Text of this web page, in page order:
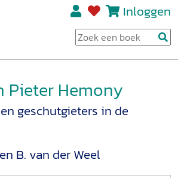
Inloggen
Pieter Hemony
geschutgieters in de
B. van der Weel